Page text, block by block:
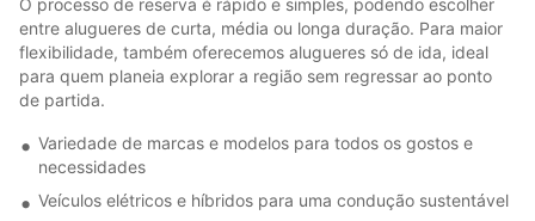
O processo de reserva é rápido e simples, podendo escolher
entre alugueres de curta, média ou longa duração. Para maior
flexibilidade, também oferecemos alugueres só de ida, ideal
para quem planeia explorar a região sem regressar ao ponto
de partida.
Variedade de marcas e modelos para todos os gostos e
necessidades
Veículos elétricos e híbridos para uma condução sustentável